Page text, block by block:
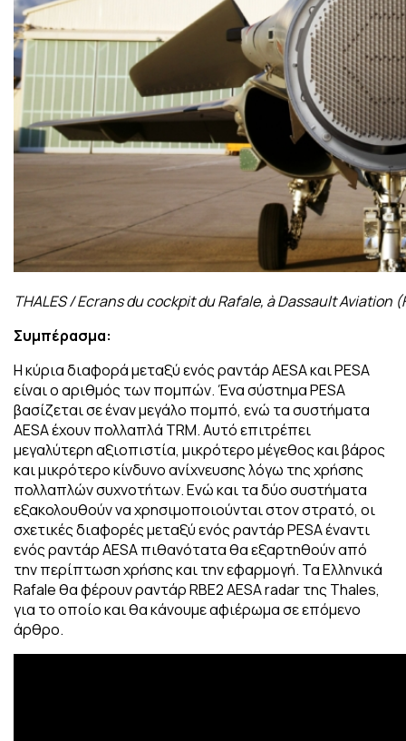
THALES / Ecrans du cockpit du Rafale, à Dassault Aviation
Συμπέρασμα:
Η κύρια διαφορά μεταξύ ενός ραντάρ AESA και PESA
είναι ο αριθμός των πομπών. Ένα σύστημα PESA
βασίζεται σε έναν μεγάλο πομπό, ενώ τα συστήματα
AESA έχουν πολλαπλά TRM. Αυτό επιτρέπει
μεγαλύτερη αξιοπιστία, μικρότερο μέγεθος και βάρος
και μικρότερο κίνδυνο ανίχνευσης λόγω της χρήσης
πολλαπλών συχνοτήτων. Ενώ και τα δύο συστήματα
εξακολουθούν να χρησιμοποιούνται στον στρατό, οι
σχετικές διαφορές μεταξύ ενός ραντάρ PESA έναντι
ενός ραντάρ AESA πιθανότατα θα εξαρτηθούν από
την περίπτωση χρήσης και την εφαρμογή. Τα Ελληνικά
Rafale θα φέρουν ραντάρ RBE2 AESA radar της Thales,
για το οποίο και θα κάνουμε αφιέρωμα σε επόμενο
άρθρο.